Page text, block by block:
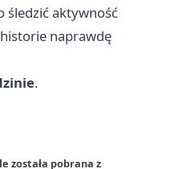
śledzić aktywność
naprawdę
.
została pobrana z